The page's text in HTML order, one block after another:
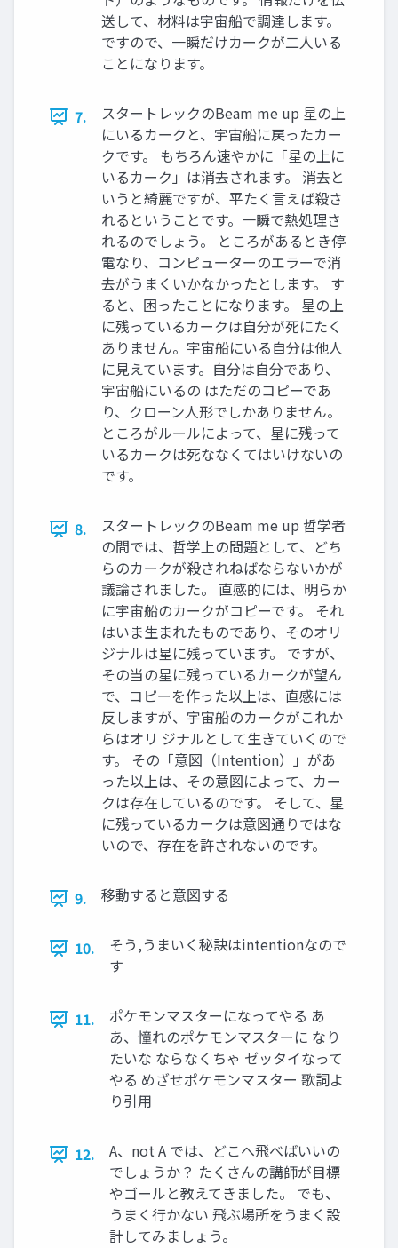
送して、材料は宇宙船で調達します。
ですので、一瞬だけカークが二人いる
ことになります。
7.
スタートレックのBeam me up 星の上
にいるカークと、宇宙船に戻ったカー
クです。 もちろん速やかに「星の上に
いるカーク」は消去されます。 消去と
いうと綺麗ですが、平たく言えば殺さ
れるということです。一瞬で熱処理さ
れるのでしょう。 ところがあるとき停
電なり、コンピューターのエラーで消
去がうまくいかなかったとします。 す
ると、困ったことになります。 星の上
に残っているカークは自分が死にたく
ありません。宇宙船にいる自分は他人
に見えています。自分は自分であり、
宇宙船にいるの はただのコピーであ
り、クローン人形でしかありません。
ところがルールによって、星に残って
いるカークは死ななくてはいけないの
です。
8.
スタートレックのBeam me up 哲学者
の間では、哲学上の問題として、どち
らのカークが殺されねばならないかが
議論されました。 直感的には、明らか
に宇宙船のカークがコピーです。 それ
はいま生まれたものであり、そのオリ
ジナルは星に残っています。 ですが、
その当の星に残っているカークが望ん
で、コピーを作った以上は、直感には
反しますが、宇宙船のカークがこれか
らはオリ ジナルとして生きていくので
す。 その「意図（Intention）」があ
った以上は、その意図によって、カー
クは存在しているのです。 そして、星
に残っているカークは意図通りではな
いので、存在を許されないのです。
9. 移動すると意図する
10.
そう,うまいく秘訣はintentionなので
す
11.
ポケモンマスターになってやる あ
あ、憧れのポケモンマスターに なり
たいな ならなくちゃ ゼッタイなって
やる めざせポケモンマスター 歌詞よ
り引用
12.
A、not A では、どこへ飛べばいいの
でしょうか？ たくさんの講師が目標
やゴールと教えてきました。 でも、
うまく行かない 飛ぶ場所をうまく設
計してみましょう。